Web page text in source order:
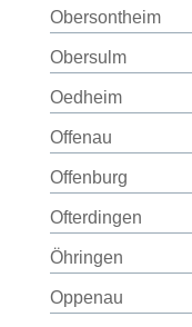
Obersontheim
Obersulm
Oedheim
Offenau
Offenburg
Ofterdingen
Öhringen
Oppenau